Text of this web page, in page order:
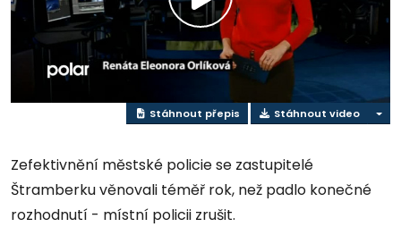
Přehrát
video
Stáhnout přepis Stáhnout video
Zefektivnění městské policie se zastupitelé
Štramberku věnovali téměř rok, než padlo konečné
rozhodnutí - místní policii zrušit.